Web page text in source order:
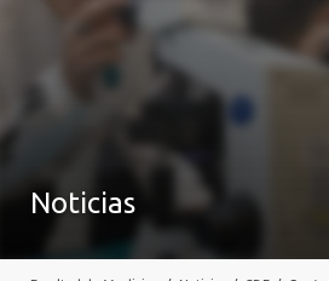
Noticias